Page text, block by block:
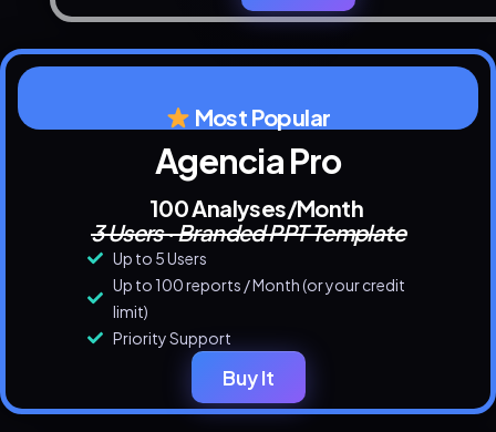
Most Popular
Agencia Pro
100 Analyses/month
3 Users · Branded PPT Template
Up to 5 Users
Up to 100 reports / Month (or your credit
limit)
Priority Support
Buy It